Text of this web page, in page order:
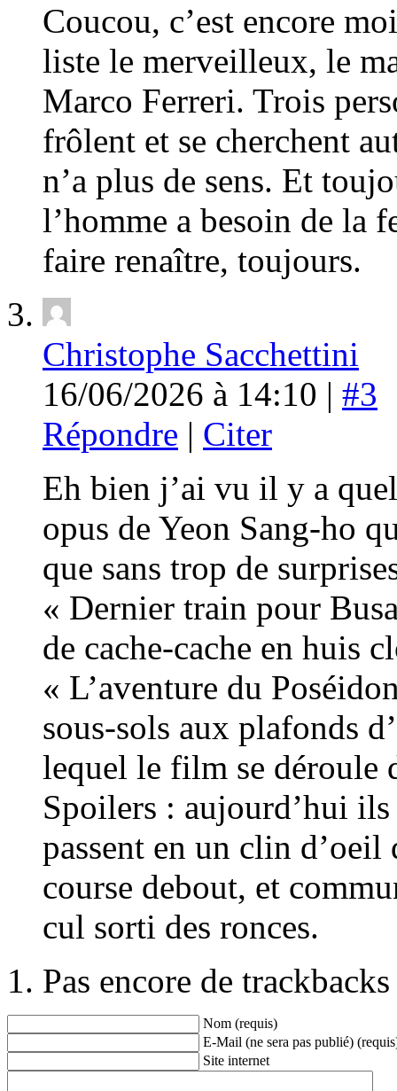
Coucou, c’est encore
liste le merveilleux, le
Marco Ferreri. Trois
frôlent et se cherchent
n’a plus de sens. Et
l’homme a besoin de la
faire renaître, toujours.
Christophe Sacchettini
16/06/2026 à 14:10 | #3
Répondre | Citer
Eh bien j’ai vu il y a
opus de Yeon Sang-ho
que sans trop de
« Dernier train pour
de cache-cache en huis
« L’aventure du
sous-sols aux plafonds
lequel le film se déroule
Spoilers : aujourd’hui
passent en un clin
course debout, et
cul sorti des ronces.
Pas encore de trackbacks
Nom (requis)
E-Mail (ne sera pas publié)
Site internet